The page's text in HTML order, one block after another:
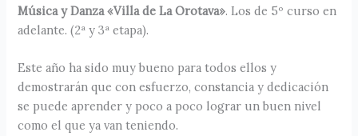
Música y Danza «Villa de La Orotava». Los de 5º curso en
adelante. (2ª y 3ª etapa).
Este año ha sido muy bueno para todos ellos y
demostrarán que con esfuerzo, constancia y dedicación
se puede aprender y poco a poco lograr un buen nivel
como el que ya van teniendo.